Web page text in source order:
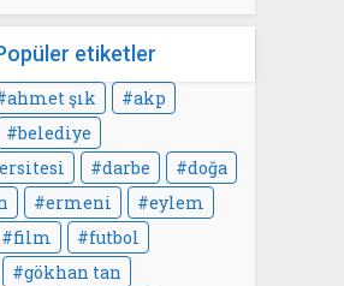
etiketler
ahmet şık
akp
belediye
darbe
doğa
ermeni
eylem
film
futbol
gökhan tan